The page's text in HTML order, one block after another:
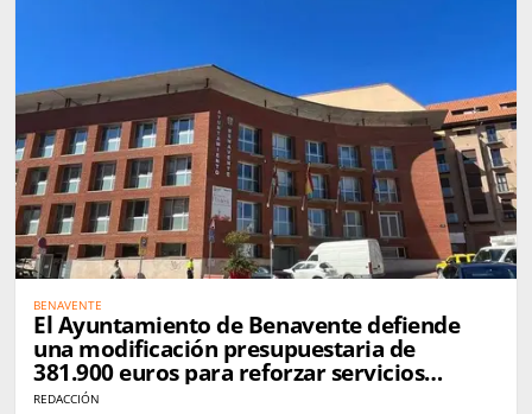
BENAVENTE
El Ayuntamiento de Benavente defiende
una modificación presupuestaria de
381.900 euros para reforzar servicios
municipales
REDACCIÓN